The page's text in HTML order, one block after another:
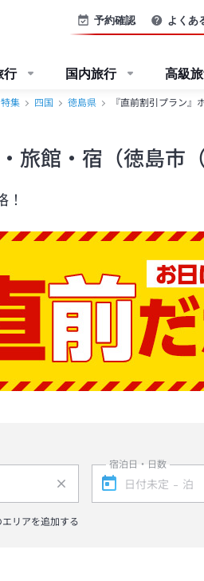
予約確認 よくあ
行 国内旅行 高級
集 四国 徳島県 『直前割引プラン』
旅館・宿（徳島市
エリアを追加する
宿泊日・日数